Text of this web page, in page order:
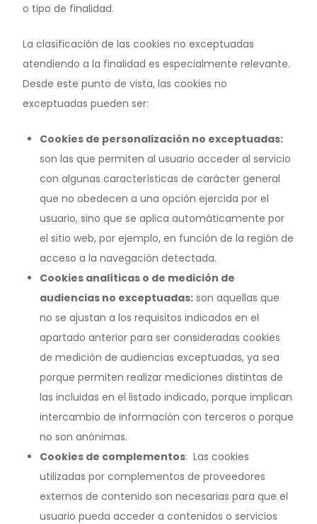
o tipo de finalidad.
La clasificación de las cookies no exceptuadas
atendiendo a la finalidad es especialmente relevante.
Desde este punto de vista, las cookies no
exceptuadas pueden ser:
Cookies de personalización no exceptuadas:
son las que permiten al usuario acceder al servicio
con algunas características de carácter general
que no obedecen a una opción ejercida por el
usuario, sino que se aplica automáticamente por
el sitio web, por ejemplo, en función de la región de
acceso a la navegación detectada.
Cookies analíticas o de medición de
audiencias no exceptuadas: son aquellas que
no se ajustan a los requisitos indicados en el
apartado anterior para ser consideradas cookies
de medición de audiencias exceptuadas, ya sea
porque permiten realizar mediciones distintas de
las incluidas en el listado indicado, porque implican
intercambio de información con terceros o porque
no son anónimas.
Cookies de complementos: Las cookies
utilizadas por complementos de proveedores
externos de contenido son necesarias para que el
usuario pueda acceder a contenidos o servicios